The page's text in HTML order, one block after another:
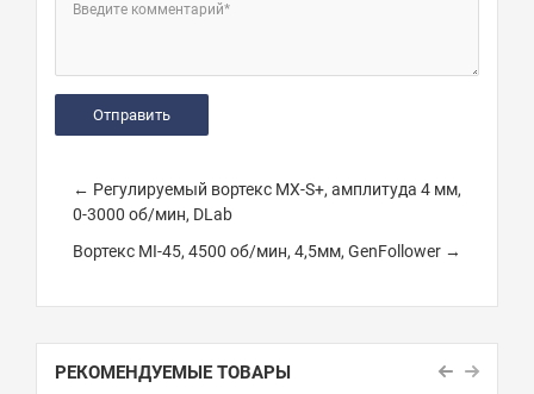
Введите комментарий*
← Регулируемый вортекс MX-S+, амплитуда 4 мм,
0-3000 об/мин, DLab
Вортекс MI-45, 4500 об/мин, 4,5мм, GenFollower →
РЕКОМЕНДУЕМЫЕ ТОВАРЫ